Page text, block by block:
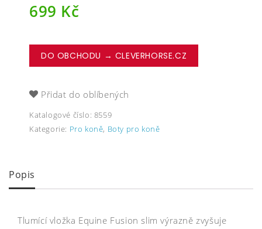
699 Kč
DO OBCHODU → CLEVERHORSE.CZ
Přidat do oblíbených
Katalogové číslo: 8559
Kategorie: Pro koně, Boty pro koně
Popis
Tlumící vložka Equine Fusion slim výrazně zvyšuje